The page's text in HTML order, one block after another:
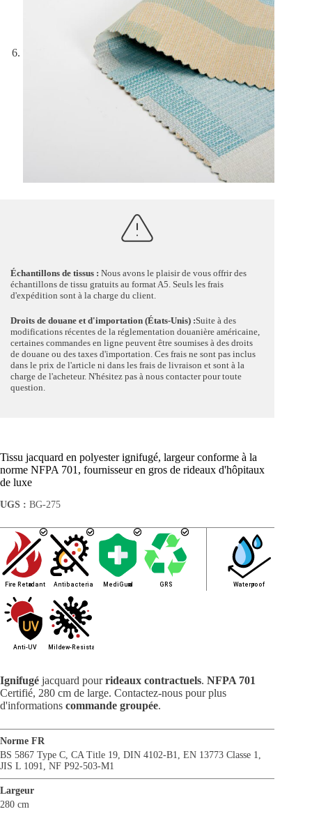
Échantillons de tissus : Nous avons le plaisir de vous offrir des
échantillons de tissu gratuits au format A5. Seuls les frais
d'expédition sont à la charge du client.
Droits de douane et d'importation (États-Unis) :Suite à des
modifications récentes de la réglementation douanière américaine,
certaines commandes en ligne peuvent être soumises à des droits
de douane ou des taxes d'importation. Ces frais ne sont pas inclus
dans le prix de l'article ni dans les frais de livraison et sont à la
charge de l'acheteur. N'hésitez pas à nous contacter pour toute
question.
Tissu jacquard en polyester ignifugé, largeur conforme à la
norme NFPA 701, fournisseur en gros de rideaux d'hôpitaux
de luxe
UGS : BG-275
Ignifugé jacquard pourrideaux contractuels. NFPA 701
Certifié, 280 cm de large. Contactez-nous pour plus
d'informations commande groupée.
Norme FR
BS 5867 Type C, CA Title 19, DIN 4102-B1, EN 13773 Classe 1,
JIS L 1091, NF P92-503-M1
Largeur
280 cm